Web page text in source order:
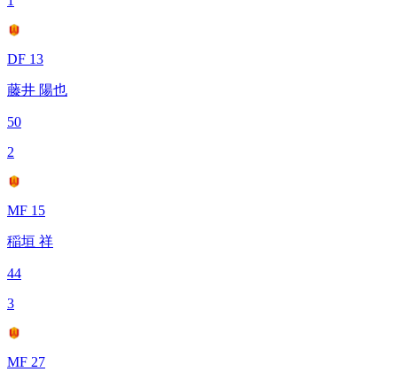
DF 13
藤井 陽也
50
2
MF 15
稲垣 祥
44
3
MF 27